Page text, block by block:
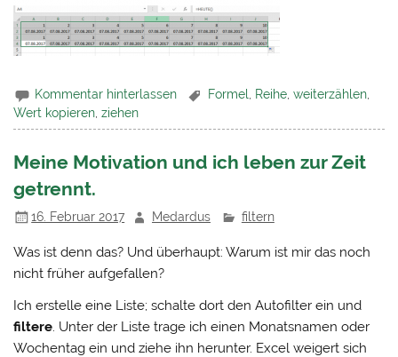
Kommentar hinterlassen Formel Reihe ,weiterzählen
Wert kopieren ,ziehen
Meine Motivation und ich leben zur Zeit
getrennt.
16. Februar 2017 Medardus filtern
Was ist denn das? Und überhaupt: Warum ist mir das noch
nicht früher aufgefallen?
Ich erstelle eine Liste; schalte dort den Autofilter ein und
filtere. Unter der Liste trage ich einen Monatsnamen oder
Wochentag ein und ziehe ihn herunter. Excel weigert sich